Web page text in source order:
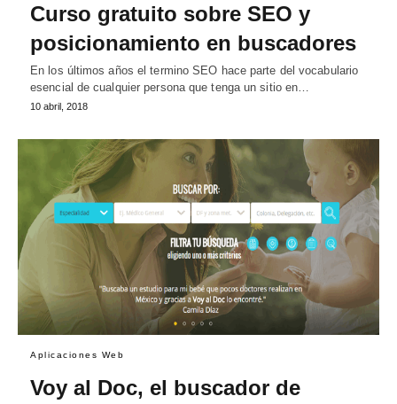
Curso gratuito sobre SEO y
posicionamiento en buscadores
En los últimos años el termino SEO hace parte del vocabulario
esencial de cualquier persona que tenga un sitio en…
10 abril, 2018
Aplicaciones Web
Voy al Doc, el buscador de